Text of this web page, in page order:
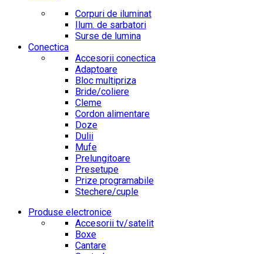
Corpuri de iluminat
Ilum. de sarbatori
Surse de lumina
Conectica
Accesorii conectica
Adaptoare
Bloc multipriza
Bride/coliere
Cleme
Cordon alimentare
Doze
Dulii
Mufe
Prelungitoare
Presetupe
Prize programabile
Stechere/cuple
Produse electronice
Accesorii tv/satelit
Boxe
Cantare